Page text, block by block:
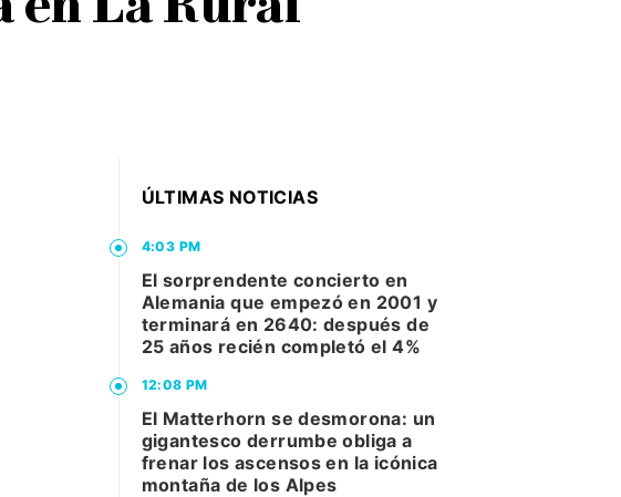
ÚLTIMAS NOTICIAS
4:03 PM
El sorprendente concierto en
Alemania que empezó en 2001 y
terminará en 2640: después de
25 años recién completó el 4%
12:08 PM
El Matterhorn se desmorona: un
gigantesco derrumbe obliga a
frenar los ascensos en la icónica
montaña de los Alpes